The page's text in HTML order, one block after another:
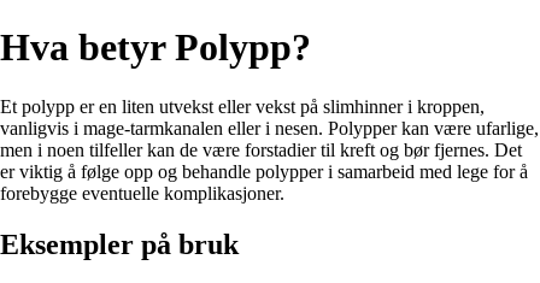
Hva betyr Polypp?
Et polypp er en liten utvekst eller vekst på slimhinner i kroppen,
vanligvis i mage-tarmkanalen eller i nesen. Polypper kan være ufarlige,
men i noen tilfeller kan de være forstadier til kreft og bør fjernes. Det
er viktig å følge opp og behandle polypper i samarbeid med lege for å
forebygge eventuelle komplikasjoner.
Eksempler på bruk